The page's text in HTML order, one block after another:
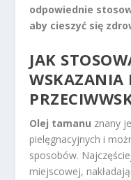
odpowiednie
aby cieszyć się
JAK
WSKAZANIA
Olej tamanu znany
pielęgnacyjnych i
sposobów.
miejscowej,